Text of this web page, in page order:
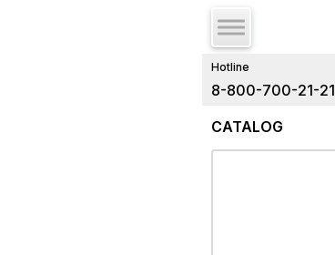
Hotline
8-800-700-21-21
CATALOG